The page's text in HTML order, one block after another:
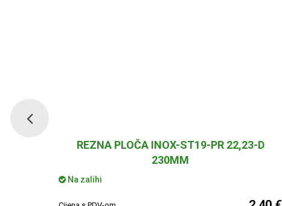
REZNA PLOČA INOX-ST19-PR 22,23-D
230MM
Na zalihi